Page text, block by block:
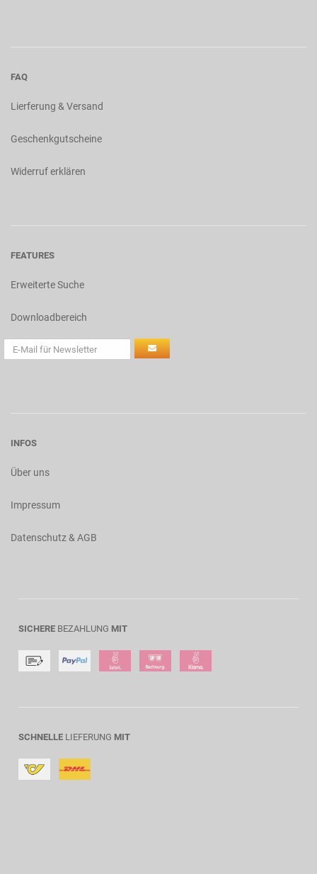
FAQ
Lierferung & Versand
Geschenkgutscheine
Widerruf erklären
FEATURES
Erweiterte Suche
Downloadbereich
INFOS
Über uns
Impressum
Datenschutz & AGB
SICHERE BEZAHLUNG MIT
SCHNELLE LIEFERUNG MIT